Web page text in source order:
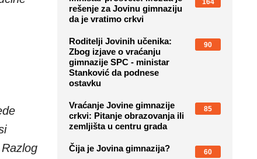
rešenje za Jovinu gimnaziju
da je vratimo crkvi
164
Roditelji Jovinih učenika:
Zbog izjave o vraćanju
gimnazije SPC - ministar
Stanković da podnese
ostavku
90
Vraćanje Jovine gimnazije
crkvi: Pitanje obrazovanja ili
zemljišta u centru grada
85
Čija je Jovina gimnazija? 60